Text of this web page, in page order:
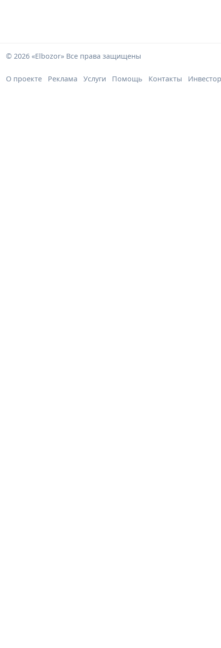
© 2026 «Elbozor» Все права защищены
О проекте Реклама Услуги Помощь Контакты